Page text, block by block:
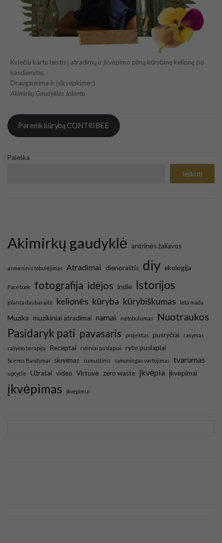
Kviečiu kartu leistis į atradimų ir įkvėpimo pilną kūrybinę kelionę po
kasdienybę.
Draugaukime ir įsikvėpkime ;)
Akimirkų Gaudyklės Jolanta
Paremk kūrybą CONTRIBEE
Paieška
Ieškoti
Akimirkų gaudyklė antrinės žaliavos
asmeninis tobulėjimas Atradimai dienoraštis diy ekologija
Facebook fotografija idėjos indie Istorijos
jolanta daubaraitė kelionės kūryba kūrybiškumas lėta mada
Muzika muzikiniai atradimai namai netobulumas Nuotraukos
Pasidaryk pati pavasaris projektas pusryčiai
rašymas
rašymo terapija
Receptai rytiniai puslapiai ryto puslapiai
Scenos Bandymai siuvimas sumuštinis sąmoningas vartojimas tvarumas
upcycle Užrašai video Virtuvė zero waste Įkvėpia įkvėpimai
įkvėpimas įkvėpimui